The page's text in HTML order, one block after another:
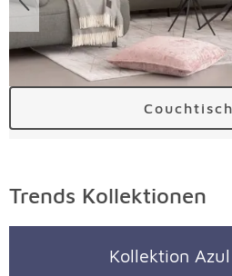
Trends Kollektionen
Kollektion